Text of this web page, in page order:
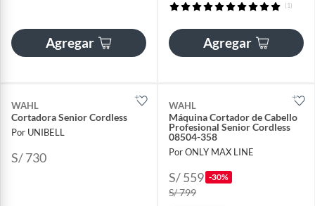
Agregar
(1)
Agregar
WAHL
Cortadora Senior Cordless
Por UNIBELL
S/ 730
WAHL
Máquina Cortador de Cabello
Profesional Senior Cordless
08504-358
Por ONLY MAX LINE
S/ 559 -30%
S/ 799